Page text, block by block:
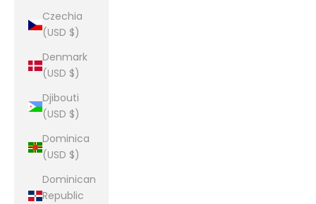
Czechia
(USD $)
Denmark
(USD $)
Djibouti
(USD $)
Dominica
(USD $)
Dominican
Republic